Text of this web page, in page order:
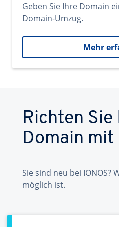
Geben Sie Ihre Domain
Domain-Umzug.
Mehr
Richten Sie
Domain mit
Sie sind neu bei IONOS?
möglich ist.